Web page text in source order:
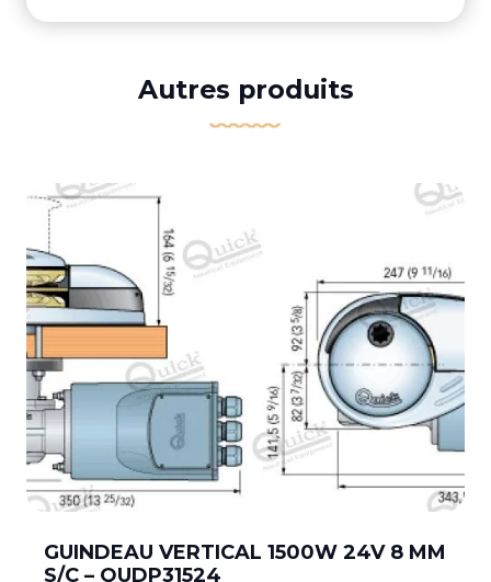
Autres produits
GUINDEAU VERTICAL 1500W 24V 8 MM
S/C – QUDP31524